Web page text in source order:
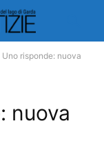
Uno risponde: nuova
nuova